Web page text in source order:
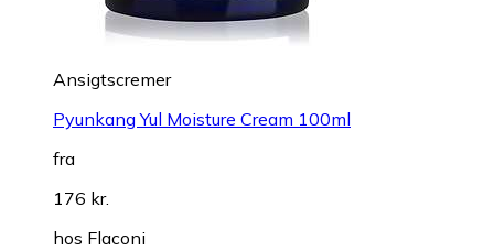
Ansigtscremer
Pyunkang Yul Moisture Cream 100ml
fra
176 kr.
hos Flaconi